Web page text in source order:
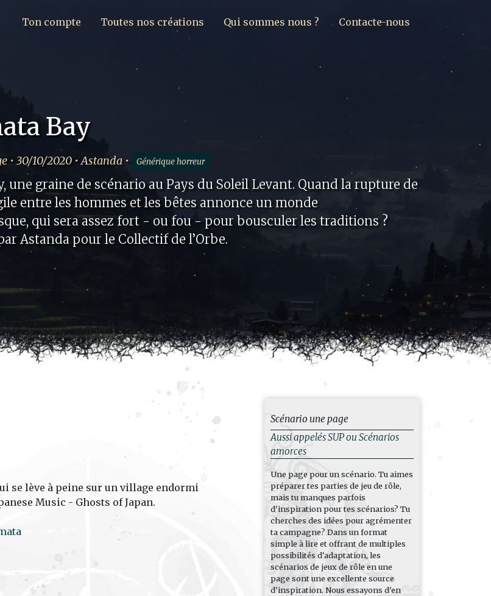
Ton compte Toutes nos créations Qui sommes nous ? Contacte-nous
Bay
• 30/10/2020 • Astanda • Générique horreur
une graine de scénario au Pays du Soleil Levant. Quand la rupture de
entre les hommes et les bêtes annonce un monde
qui sera assez fort - ou fou - pour bousculer les traditions ?
Astanda pour le Collectif de l’Orbe.
se lève à peine sur un village endormi
Music - Ghosts of Japan.
Scénario une page
Aussi appelés SUP ou Scénarios
amorces
Une page pour un scénario. Tu aimes
préparer tes parties de jeu de rôle,
mais tu manques parfois
d'inspiration pour tes scénarios? Tu
cherches des idées pour agrémenter
ta campagne? Dans un format
simple à lire et offrant de multiples
possibilités d'adaptation, les
scénarios de jeux de rôle en une
page sont une excellente source
d'inspiration. Nous essayons d'en